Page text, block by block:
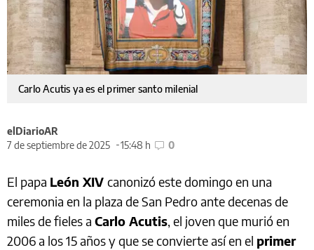
Carlo Acutis ya es el primer santo milenial
elDiarioAR
7 de septiembre de 2025
15:48 h 0
El papa León XIV canonizó este domingo en una
ceremonia en la plaza de San Pedro ante decenas de
miles de fieles a Carlo Acutis, el joven que murió en
2006 a los 15 años y que se convierte así en el primer